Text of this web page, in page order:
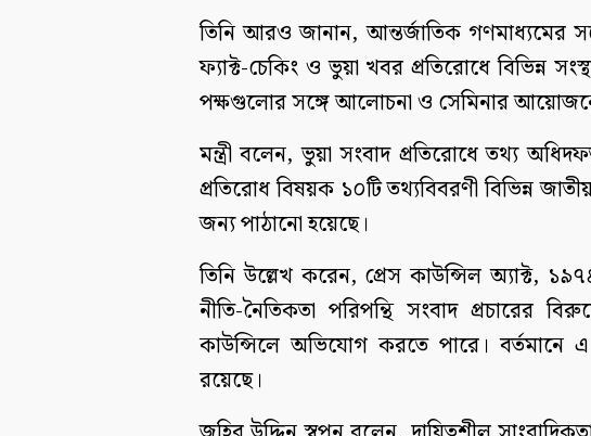
তিনি আরও জানান, আন্তর্জাতিক গণমাধ্যমের
ফ্যাক্ট-চেকিং ও ভুয়া খবর প্রতিরোধে বিভিন্ন
পক্ষগুলোর সঙ্গে আলোচনা ও সেমিনার
মন্ত্রী বলেন, ভুয়া সংবাদ প্রতিরোধে তথ্য
প্রতিরোধ বিষয়ক ১০টি তথ্যবিবরণী বিভিন্ন
জন্য পাঠানো হয়েছে।
তিনি উল্লেখ করেন, প্রেস কাউন্সিল অ্যাক্ট,
নীতি-নৈতিকতা পরিপন্থি সংবাদ প্রচারের
কাউন্সিলে অভিযোগ করতে পারে। বর্তমানে
রয়েছে।